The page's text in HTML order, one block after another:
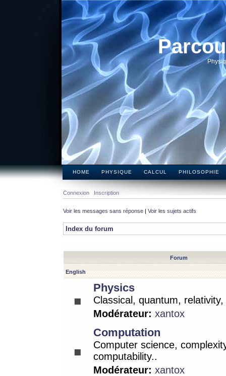
HOME PHYSIQUE CALCUL PHILOSOPHIE
Connexion Inscription
Voir les messages sans réponse | Voir les sujets actifs
Index du forum
Forum
English
Physics
Classical, quantum,
Modérateur: xantox
Computation
Computer science,
computability..
Modérateur: xantox